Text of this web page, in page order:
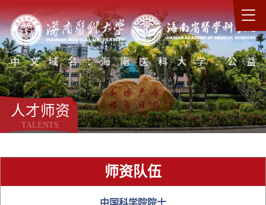
人才师资
TALENTS
师资队伍
中国科学院院士